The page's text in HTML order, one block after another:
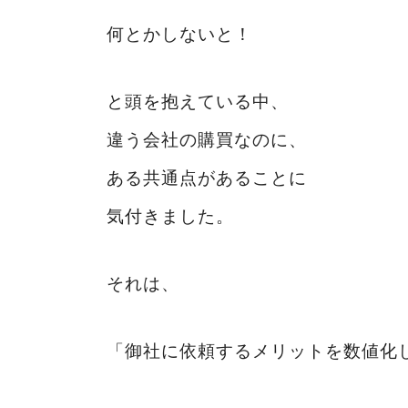
何とかしないと！
と頭を抱えている中、
違う会社の購買なのに、
ある共通点があることに
気付きました。
それは、
「御社に依頼するメリットを数値化